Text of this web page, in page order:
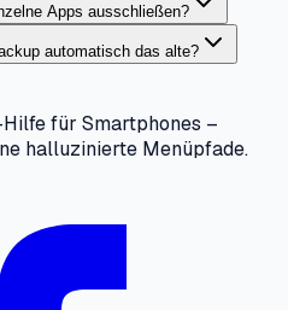
Apps ausschließen?
automatisch das alte?
für Smartphones –
halluzinierte Menüpfade.